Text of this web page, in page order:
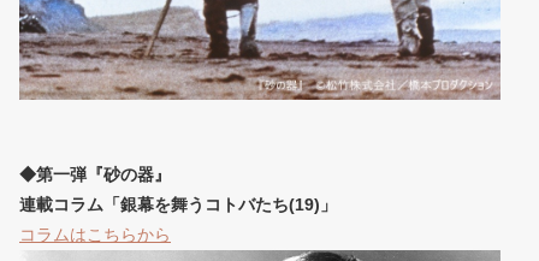
◆第一弾『砂の器』
連載コラム「銀幕を舞うコトバたち(19)」
コラムはこちらから